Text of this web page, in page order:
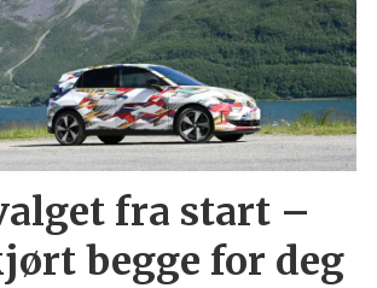
fra start –
begge for deg